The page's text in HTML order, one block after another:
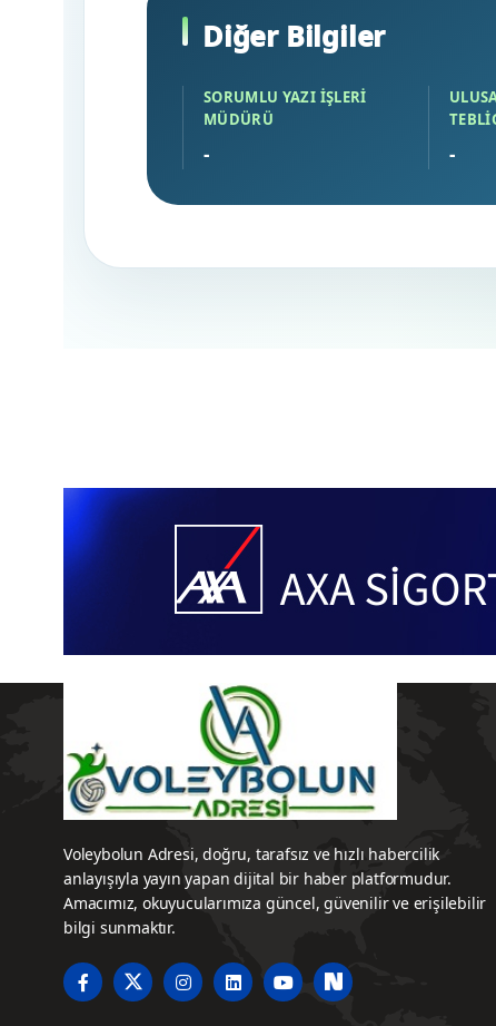
Diğer Bilgiler
SORUMLU YAZI İŞLERI
MÜDÜRÜ
- -
Voleybolun Adresi, doğru, tarafsız ve hızlı habercilik
anlayışıyla yayın yapan dijital bir haber platformudur.
Amacımız, okuyucularımıza güncel, güvenilir ve erişilebilir
bilgi sunmaktır.